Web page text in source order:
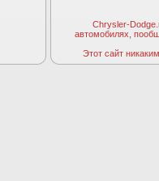
Chrysler-
автомобилях,
Этот сайт